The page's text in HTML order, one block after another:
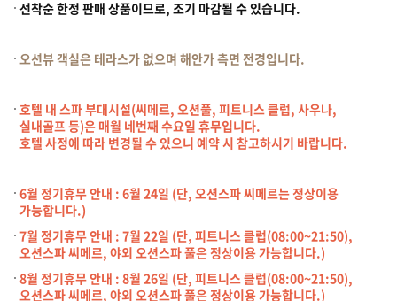
선착순 한정 판매 상품이므로, 조기 마감될 수 있습니다.
오션뷰 객실은 테라스가 없으며 해안가 측면 전경입니다.
호텔 내 스파 부대시설(씨메르, 오션풀, 피트니스 클럽, 사우나,
실내골프 등)은 매월 네번째 수요일 휴무입니다.
호텔 사정에 따라 변경될 수 있으니 예약 시 참고하시기 바랍니다.
6월 정기휴무 안내 : 6월 24일 (단, 오션스파 씨메르는 정상이용
가능합니다.)
7월 정기휴무 안내 : 7월 22일 (단, 피트니스 클럽(08:00~21:50),
오션스파 씨메르, 야외 오션스파 풀은 정상이용 가능합니다.)
8월 정기휴무 안내 : 8월 26일 (단, 피트니스 클럽(08:00~21:50),
오션스파 씨메르, 야외 오션스파 풀은 정상이용 가능합니다.)